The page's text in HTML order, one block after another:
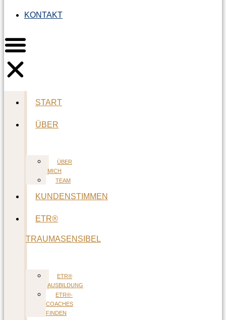
KONTAKT
START
ÜBER
ÜBER
MICH
TEAM
KUNDENSTIMMEN
ETR®
TRAUMASENSIBEL
ETR®
AUSBILDUNG
ETR®-
COACHES
FINDEN